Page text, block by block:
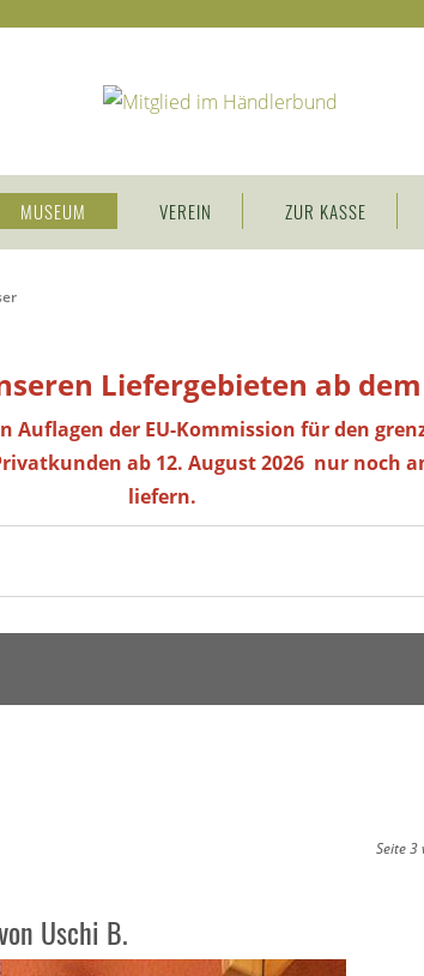
MUSEUM VEREIN ZUR KASSE
Liefergebieten ab
der EU-Kommission für den
ab 12. August 2026 nur noch
liefern.
Seite 3
Uschi B.